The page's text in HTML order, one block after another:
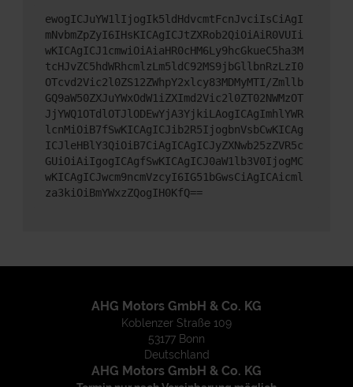
ewogICJuYW1lIjogIk5ldHdvcmtFcnJvciIsCiAgI
mNvbmZpZyI6IHsKICAgICJtZXRob2QiOiAiR0VUIi
wKICAgICJ1cmwiOiAiaHR0cHM6Ly9hcGkueC5ha3M
tcHJvZC5hdWRhcmlzLm5ldC92MS9jbGllbnRzLzI0
OTcvd2Vic2l0ZS12ZWhpY2xlcy83MDMyMTI/Zmllb
GQ9aW50ZXJuYWxOdW1iZXImd2Vic2l0ZT02NWMzOT
JjYWQ1OTdlOTJlODEwYjA3YjkiLAogICAgImhlYWR
lcnMiOiB7fSwKICAgICJib2R5IjogbnVsbCwKICAg
ICJleHBlY3QiOiB7CiAgICAgICJyZXNwb25zZVR5c
GUiOiAiIgogICAgfSwKICAgICJ0aW1lb3V0IjogMC
wKICAgICJwcm9ncmVzcyI6IG51bGwsCiAgICAicml
za3kiOiBmYWxzZQogIH0KfQ==
AHG Motors GmbH & Co. KG
Koblenzer Straße 109
53177 Bonn
Deutschland
AHG Motors GmbH & Co. KG